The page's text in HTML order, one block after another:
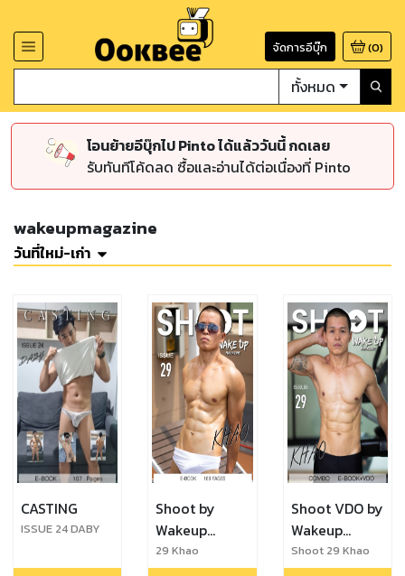
จัดการอีบุ๊ก (0)
ทั้งหมด
โอนย้ายอีบุ๊กไป Pinto ได้แล้ววันนี้ กดเลย
รับทันทีโค้ดลด ซื้อและอ่านได้ต่อเนื่องที่ Pinto
wakeupmagazine
วันที่ใหม่-เก่า
CASTING
ISSUE 24 DABY
Shoot by
Wakeup
Magazine
29 Khao
Shoot VDO by
Wakeup
Magazine
Shoot 29 Khao